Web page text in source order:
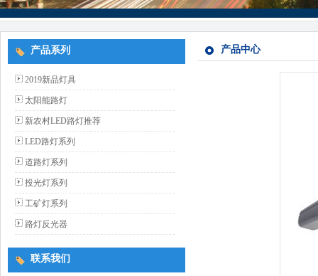
产品系列
2019新品灯具
太阳能路灯
新农村LED路灯推荐
LED路灯系列
道路灯系列
投光灯系列
工矿灯系列
路灯反光器
联系我们
产品中心